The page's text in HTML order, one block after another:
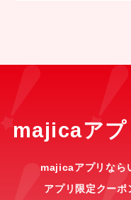
majicaアプ
majicaアプリなら
アプリ限定クーポ